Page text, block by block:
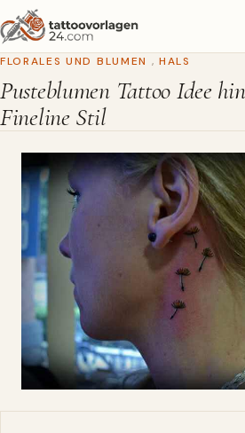
FLORALES UND BLUMEN , HALS
Pusteblumen Tattoo Idee
Fineline Stil